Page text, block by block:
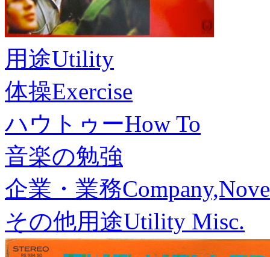
用途Utility
体操Exercise
ハウトゥーHow To
音楽の勉強
企業・業務
その他用途Utility Misc.